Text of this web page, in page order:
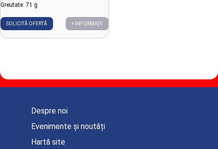
Greutate: 71 g
SOLICITĂ OFERTĂ + INFORMAȚII
Despre noi
Evenimente și noutăți
Hartă site